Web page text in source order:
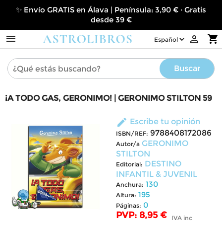
✨ Envío GRATIS en Álava | Península: 3,90 € · Gratis
desde 39 €
 shopping_cart

Buscar
¡A TODO GAS, GERONIMO! | GERONIMO STILTON 59
edit Escribe tu opinión
ISBN/REF: 9788408172086
Autor/a GERONIMO
STILTON
Editorial: DESTINO
INFANTIL & JUVENIL
Anchura: 130
Altura: 195
Páginas: 0
PVP: 8,95 € IVA inc